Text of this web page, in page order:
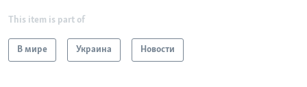
This item is part of
В мире Украина Новости